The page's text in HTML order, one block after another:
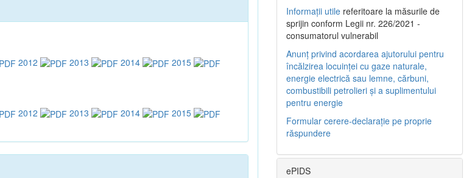
2012 2013 2014
2015
2012 2013 2014
2015
Informații utile referitoare la măsurile de
sprijin conform Legii nr. 226/2021 -
consumatorul vulnerabil
Anunț privind acordarea ajutorului pentru
încălzirea locuinței cu gaze naturale,
energie electrică sau lemne, cărbuni,
combustibili petrolieri și a suplimentului
pentru energie
Formular cerere-declarație pe proprie
răspundere
ePIDS